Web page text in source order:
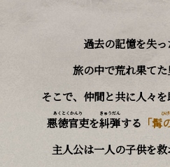
購入 /
過去の記憶を失っ
旅の中で荒れ果てた
そこで、仲間と共に人々
あくとくかんり
悪徳官吏を
きゅうだん
糾弾する
ひ
「髯
主人公は一人の子供を救